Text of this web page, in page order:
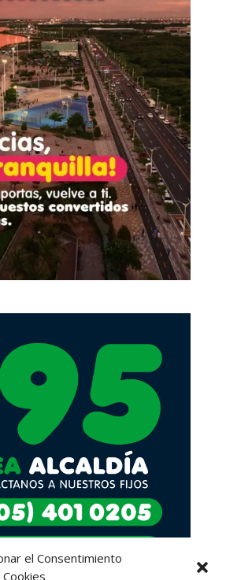
el Consentimiento